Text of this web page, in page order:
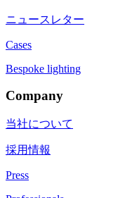
ニュースレター
Cases
Bespoke lighting
Company
当社について
採用情報
Press